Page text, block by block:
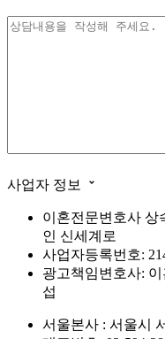
사업자 정보
이혼전문변호사 상
인 신세계로
사업자등록번호:
광고책임변호사:
섭
서울본사 : 서울시